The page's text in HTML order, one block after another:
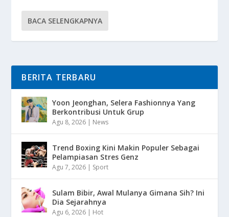
BACA SELENGKAPNYA
BERITA TERBARU
Yoon Jeonghan, Selera Fashionnya Yang
Berkontribusi Untuk Grup
Agu 8, 2026 | News
Trend Boxing Kini Makin Populer Sebagai
Pelampiasan Stres Genz
Agu 7, 2026 | Sport
Sulam Bibir, Awal Mulanya Gimana Sih? Ini
Dia Sejarahnya
Agu 6, 2026 | Hot